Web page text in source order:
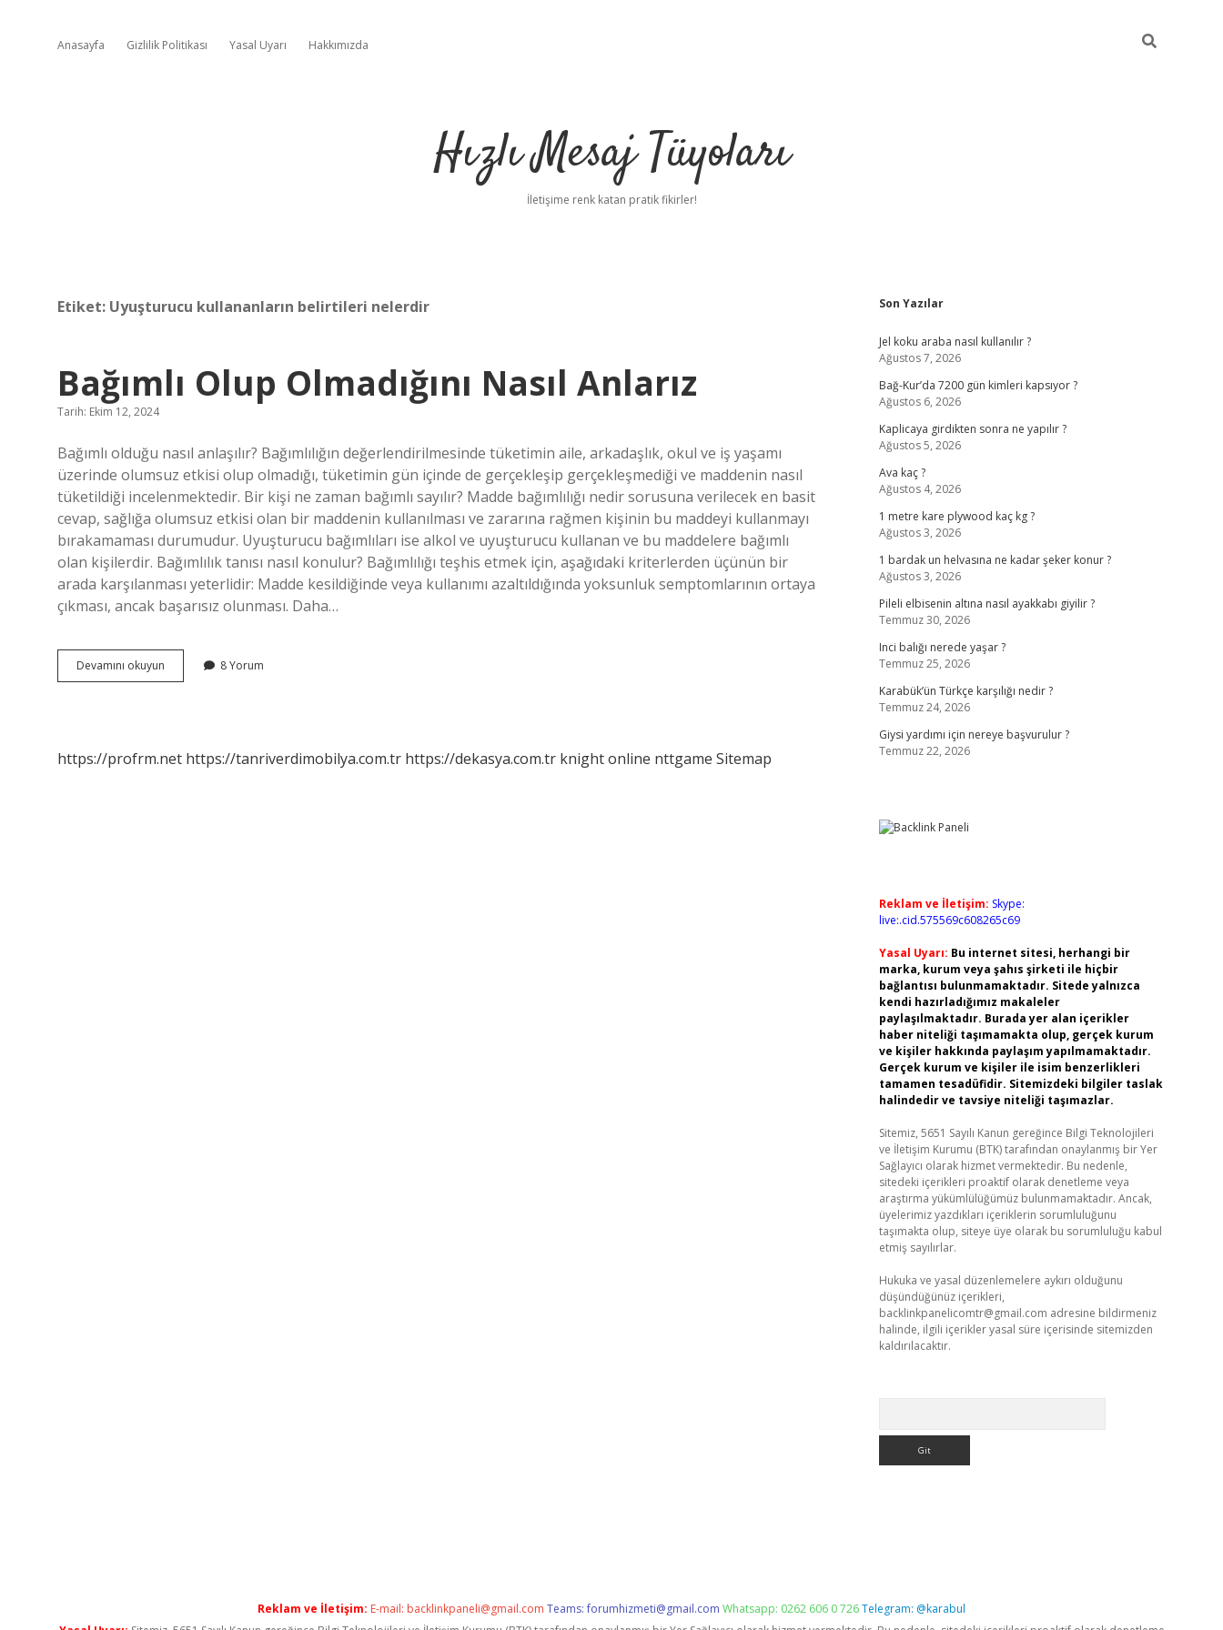
Anasayfa Gizlilik Politikası Yasal Uyarı Hakkımızda
Hızlı Mesaj Tüyoları
İletişime renk katan pratik fikirler!
Etiket: Uyuşturucu kullananların belirtileri nelerdir
Bağımlı Olup Olmadığını Nasıl Anlarız
Tarih: Ekim 12, 2024
Bağımlı olduğu nasıl anlaşılır? Bağımlılığın değerlendirilmesinde tüketimin aile, arkadaşlık, okul ve iş yaşamı
üzerinde olumsuz etkisi olup olmadığı, tüketimin gün içinde de gerçekleşip gerçekleşmediği ve maddenin nasıl
tüketildiği incelenmektedir. Bir kişi ne zaman bağımlı sayılır? Madde bağımlılığı nedir sorusuna verilecek en basit
cevap, sağlığa olumsuz etkisi olan bir maddenin kullanılması ve zararına rağmen kişinin bu maddeyi kullanmayı
bırakamaması durumudur. Uyuşturucu bağımlıları ise alkol ve uyuşturucu kullanan ve bu maddelere bağımlı
olan kişilerdir. Bağımlılık tanısı nasıl konulur? Bağımlılığı teşhis etmek için, aşağıdaki kriterlerden üçünün bir
arada karşılanması yeterlidir: Madde kesildiğinde veya kullanımı azaltıldığında yoksunluk semptomlarının ortaya
çıkması, ancak başarısız olunması. Daha…
Devamını okuyun
Olup
8 Yorum
https://profrm.net https://tanriverdimobilya.com.tr https://dekasya.com.tr knight online nttgame Sitemap
Sidebar
Son Yazılar
Jel koku araba nasıl kullanılır ?
Ağustos 7, 2026
Bağ-Kur’da 7200 gün kimleri kapsıyor ?
Ağustos 6, 2026
Kaplicaya girdikten sonra ne yapılır ?
Ağustos 5, 2026
Ava kaç ?
Ağustos 4, 2026
1 metre kare plywood kaç kg ?
Ağustos 3, 2026
1 bardak un helvasına ne kadar şeker konur ?
Ağustos 3, 2026
Pileli elbisenin altına nasıl ayakkabı giyilir ?
Temmuz 30, 2026
Inci balığı nerede yaşar ?
Temmuz 25, 2026
Karabük’ün Türkçe karşılığı nedir ?
Temmuz 24, 2026
Giysi yardımı için nereye başvurulur ?
Temmuz 22, 2026
Reklam ve İletişim: Skype:
live:.cid.575569c608265c69
Yasal Uyarı: Bu internet sitesi, herhangi bir
marka, kurum veya şahıs şirketi ile hiçbir
bağlantısı bulunmamaktadır. Sitede yalnızca
kendi hazırladığımız makaleler
paylaşılmaktadır. Burada yer alan içerikler
haber niteliği taşımamakta olup, gerçek kurum
ve kişiler hakkında paylaşım yapılmamaktadır.
Gerçek kurum ve kişiler ile isim benzerlikleri
tamamen tesadüfidir. Sitemizdeki bilgiler taslak
halindedir ve tavsiye niteliği taşımazlar.
Sitemiz, 5651 Sayılı Kanun gereğince Bilgi Teknolojileri
ve İletişim Kurumu (BTK) tarafından onaylanmış bir Yer
Sağlayıcı olarak hizmet vermektedir. Bu nedenle,
sitedeki içerikleri proaktif olarak denetleme veya
araştırma yükümlülüğümüz bulunmamaktadır. Ancak,
üyelerimiz yazdıkları içeriklerin sorumluluğunu
taşımakta olup, siteye üye olarak bu sorumluluğu kabul
etmiş sayılırlar.
Hukuka ve yasal düzenlemelere aykırı olduğunu
düşündüğünüz içerikleri,
backlinkpanelicomtr@gmail.com adresine bildirmeniz
halinde, ilgili içerikler yasal süre içerisinde sitemizden
kaldırılacaktır.
Reklam ve İletişim: E-mail: backlinkpaneli@gmail.com Teams:forumhizmeti@gmail.com Whatsapp: 0262 606 0 726Telegram: @karabul